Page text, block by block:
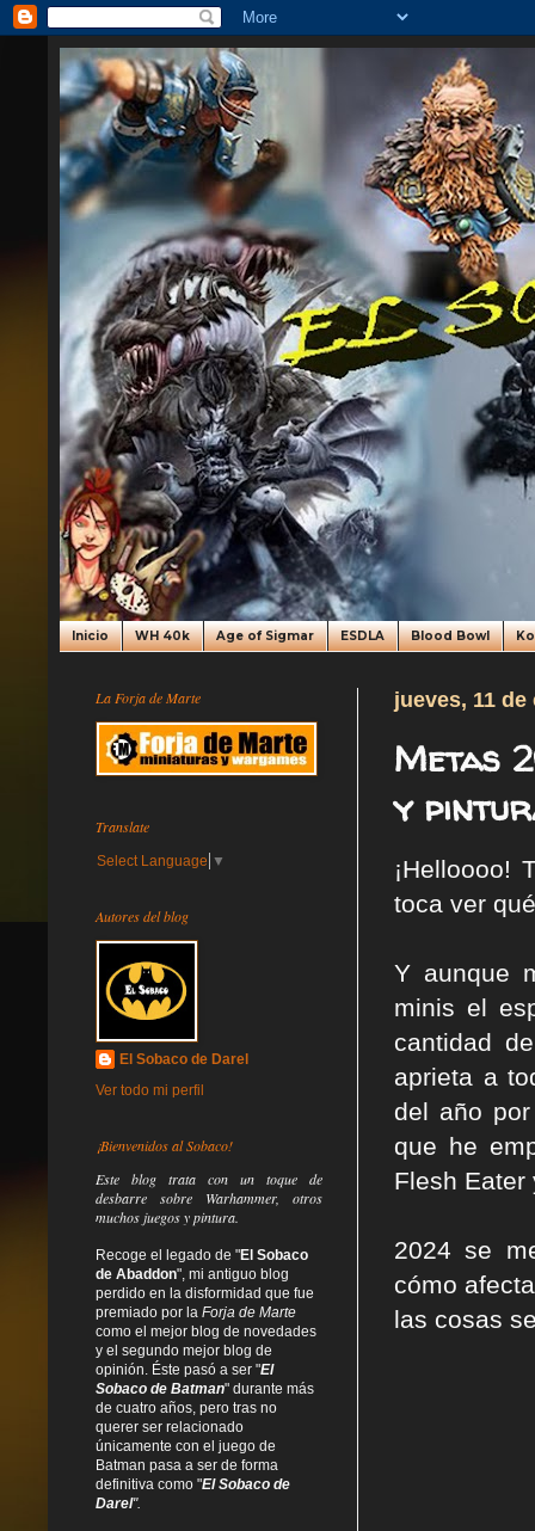
Inicio WH 40k Age of Sigmar ESDLA Blood Bowl
jueves, 11 de
Metas
y
¡Helloooo!
toca ver
Y aunque
minis el
cantidad
aprieta a
del año
que he
Flesh Eater
2024 se
cómo
las cosas
La Forja de Marte
Translate
Select Language ▼
Autores del blog
El Sobaco de Darel
Ver todo mi perfil
¡Bienvenidos al Sobaco!
Este blog trata con un toque de
desbarre sobre Warhammer, otros
muchos juegos y pintura.
Recoge el legado de "El Sobaco
de Abaddon", mi antiguo blog
perdido en la disformidad que fue
premiado por la Forja de Marte
como el mejor blog de novedades
y el segundo mejor blog de
opinión. Éste pasó a ser "El
Sobaco de Batman" durante más
de cuatro años, pero tras no
querer ser relacionado
únicamente con el juego de
Batman pasa a ser de forma
definitiva como "El Sobaco de
Darel".